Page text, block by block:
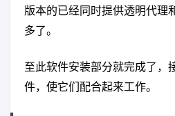
版本的已经同时提供透明代理
多了。
至此软件安装部分就完成了，
件，使它们配合起来工作。